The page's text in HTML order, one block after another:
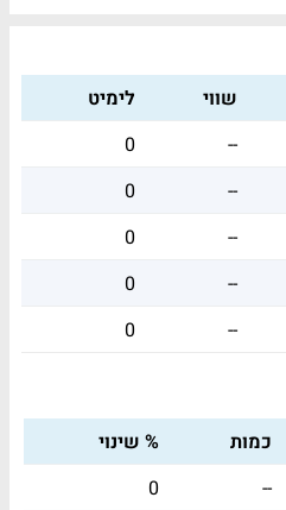
שווי
לימיט
--
0
--
0
--
0
--
0
--
0
כמות
% שינוי
--
0